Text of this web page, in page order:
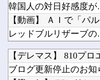
韓国人の対日好
レッドブルリ
田村真佑ちゃ
ブログ更新停止のお知